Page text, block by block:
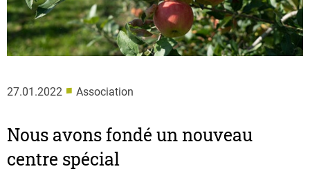
27.01.2022 ■ Association
Nous avons fondé un nouveau
centre spécial